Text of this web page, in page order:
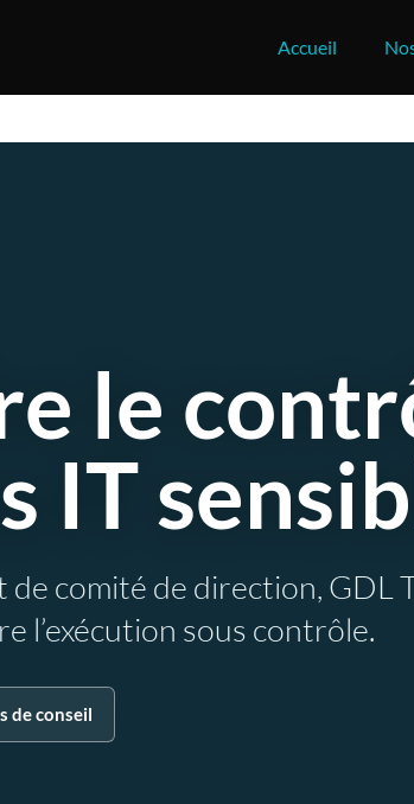
Accueil
le
IT
de comité de direction, GDL
l’exécution sous contrôle.
de conseil